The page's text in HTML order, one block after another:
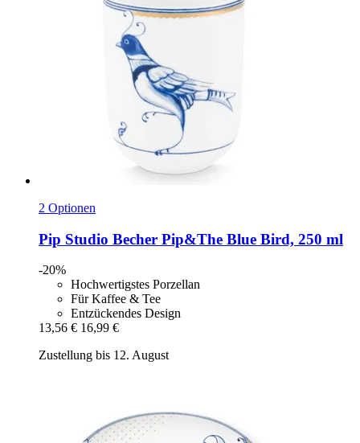
2 Optionen
Pip Studio Becher Pip&The Blue Bird, 250 ml
-20%
Hochwertigstes Porzellan
Für Kaffee & Tee
Entzückendes Design
13,56 € 16,99 €
Zustellung bis 12. August